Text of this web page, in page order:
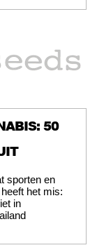
50
sporten en
het mis:
in